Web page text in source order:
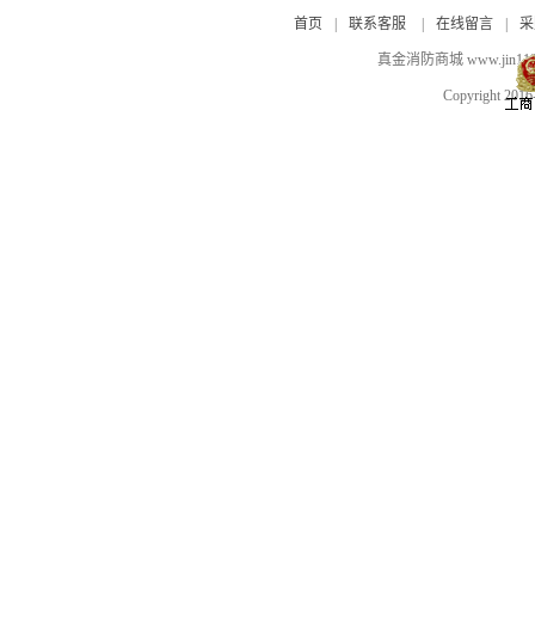
首页 联系客服 在线留言
真金消防商城
Copyright